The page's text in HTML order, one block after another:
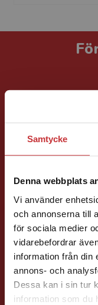
Samtycke
Denna webbplats
Vi använder
och annonserna till
för sociala medier
vidarebefordrar
information från din
annons- och
Dessa kan i sin tur
information som du